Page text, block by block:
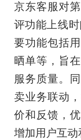
京东客服对
评功能上线
要功能包括
晒单等，旨
服务质量。
卖业务联动
价和反馈，
增加用户互动